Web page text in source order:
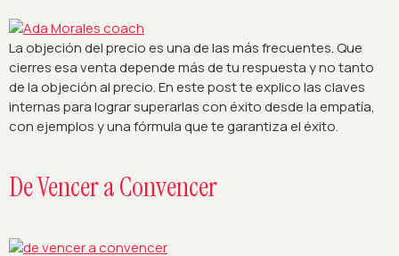
La objeción del precio es una de las más frecuentes. Que
cierres esa venta depende más de tu respuesta y no tanto
de la objeción al precio. En este post te explico las claves
internas para lograr superarlas con éxito desde la empatía,
con ejemplos y una fórmula que te garantiza el éxito.
De Vencer a Convencer